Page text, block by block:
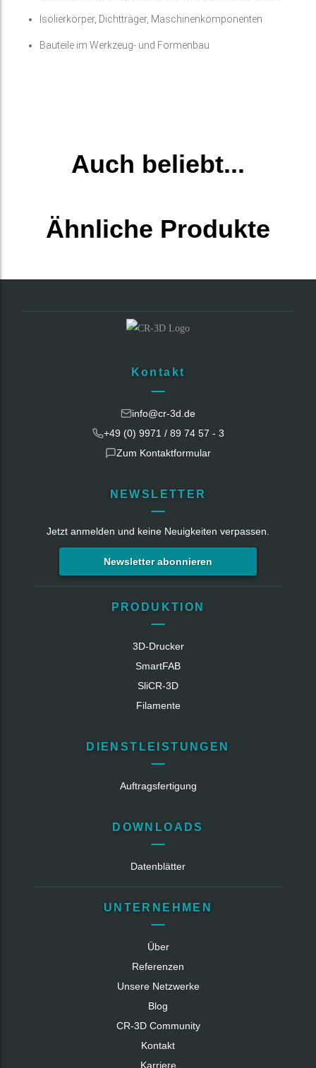
Isolierkörper, Dichtträger, Maschinenkomponenten
Bauteile im Werkzeug- und Formenbau
Auch beliebt...
Ähnliche Produkte
Kontakt
info@cr-3d.de
+49 (0) 9971 / 89 74 57 - 3
Zum Kontaktformular
NEWSLETTER
Jetzt anmelden und keine Neuigkeiten verpassen.
Newsletter abonnieren
PRODUKTION
3D-Drucker
SmartFAB
SliCR‑3D
Filamente
DIENSTLEISTUNGEN
Auftragsfertigung
DOWNLOADS
Datenblätter
UNTERNEHMEN
Über
Referenzen
Unsere Netzwerke
Blog
CR‑3D Community
Kontakt
Karriere